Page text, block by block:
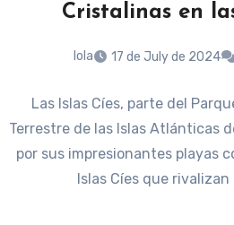
Cristalinas en
lola 17 de July de 2024
Las Islas Cíes, parte del
Terrestre de las Islas Atlánticas
por sus impresionantes playas
Islas Cíes que